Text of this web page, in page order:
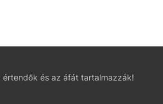
értendők és az áfát tartalmazzák!